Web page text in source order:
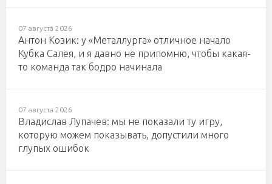
07 августа 2026
Антон Козик: у «Металлурга» отличное начало
Кубка Салея, и я давно не припомню, чтобы какая-
то команда так бодро начинала
07 августа 2026
Владислав Лупачев: мы не показали ту игру,
которую можем показывать, допустили много
глупых ошибок